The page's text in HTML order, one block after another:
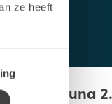
ze heeft
Barrelsauna